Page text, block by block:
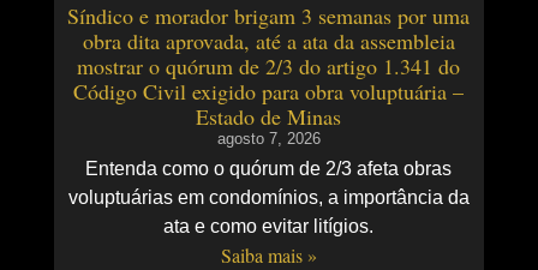
Síndico e morador brigam 3 semanas por uma
obra dita aprovada, até a ata da assembleia
mostrar o quórum de 2/3 do artigo 1.341 do
Código Civil exigido para obra voluptuária –
Estado de Minas
agosto 7, 2026
Entenda como o quórum de 2/3 afeta obras
voluptuárias em condomínios, a importância da
ata e como evitar litígios.
Saiba mais »